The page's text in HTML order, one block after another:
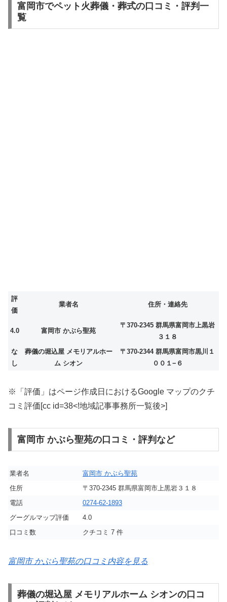
富岡市でペット火葬儀・葬式の口コミ・評判一
覧
評
価
業者名 住所・連絡先
4.0 富岡市 かぶら聖苑
〒370-2345 群馬県富岡市上黒岩
３１８
な
し
葬儀の堀込屋 メモリアルホー
ム シオン
〒370-2344 群馬県富岡市黒川１
００１−６
※「評価」はページ作成日におけるGoogle マップのクチ
コミ評価[cc id=38<!地域記事事務所一覧後>]
富岡市 かぶら聖苑の口コミ・評判など
業者名
富岡市 かぶら聖苑
住所
〒370-2345 群馬県富岡市上黒岩３１８
電話
0274-62-1893
グーグルマップ評価
4.0
口コミ数
クチコミ 7 件
富岡市 かぶら聖苑の口コミ内容を見る
葬儀の堀込屋 メモリアルホーム シオンの口コ